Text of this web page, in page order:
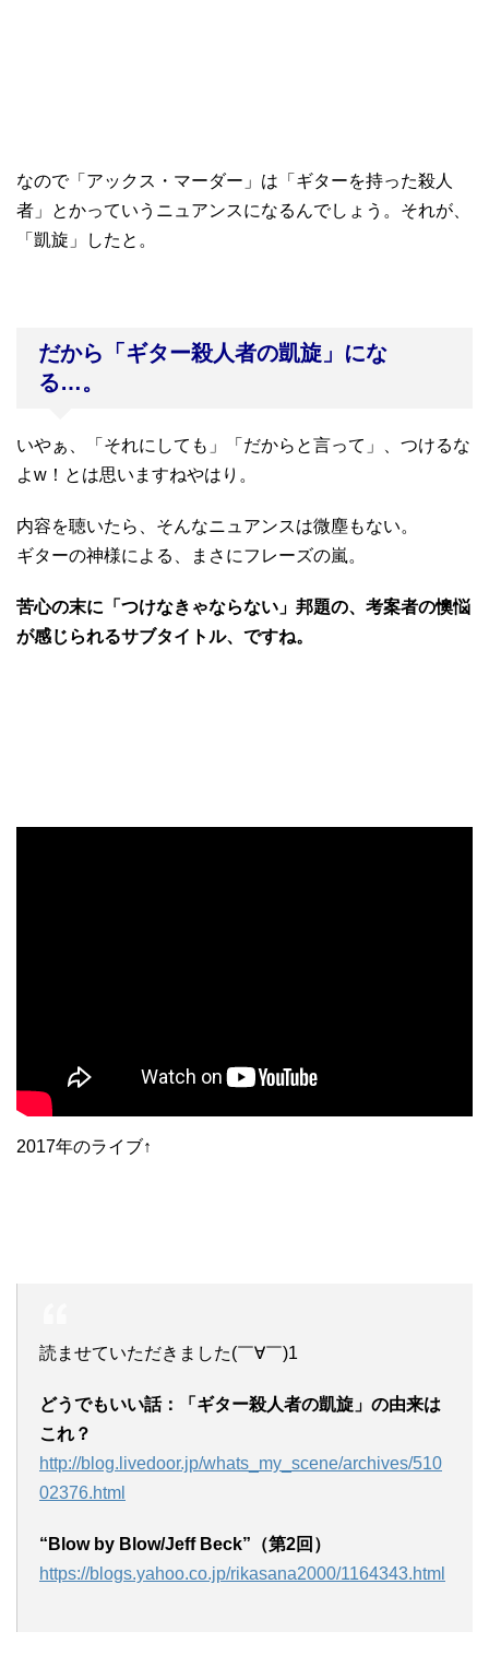
なので「アックス・マーダー」は「ギターを持った殺人
者」とかっていうニュアンスになるんでしょう。それが、
「凱旋」したと。
だから「ギター殺人者の凱旋」にな
る…。
いやぁ、「それにしても」「だからと言って」、つけるな
よw！とは思いますねやはり。
内容を聴いたら、そんなニュアンスは微塵もない。
ギターの神様による、まさにフレーズの嵐。
苦心の末に「つけなきゃならない」邦題の、考案者の懊悩
が感じられるサブタイトル、ですね。
2017年のライブ↑
読ませていただきました(￣∀￣)1
どうでもいい話：「ギター殺人者の凱旋」の由来は
これ？
http://blog.livedoor.jp/whats_my_scene/archives/510
02376.html
“Blow by Blow/Jeff Beck”（第2回）
https://blogs.yahoo.co.jp/rikasana2000/1164343.html